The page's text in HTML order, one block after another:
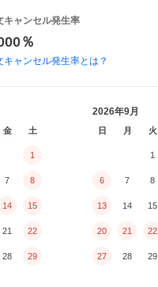
キャンセル発生率
％
キャンセル発生率とは？
金 土
1
7 8
14 15
21 22
28 29
2026年9月
日 月 火
1
6 7 8
13 14 15
20 21 22
27 28 29